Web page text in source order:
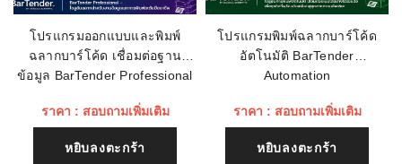
เนื้อหา (1500)
โปรแกรมออกแบบและพิมพ์
ฉลากบาร์โค้ด เชื่อมต่อฐาน
ข้อมูล BarTender Professional
ราคา : สอบถามเพิ่มเติม
หยิบลงตะกร้า
โปรแกรมพิมพ์ฉลากบาร์โค้ด
อัตโนมัติ BarTender
Automation
ราคา : สอบถามเพิ่มเติม
หยิบลงตะกร้า